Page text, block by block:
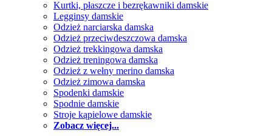
Kurtki, płaszcze i bezrękawniki damskie
Legginsy damskie
Odzież narciarska damska
Odzież przeciwdeszczowa damska
Odzież trekkingowa damska
Odzież treningowa damska
Odzież z wełny merino damska
Odzież zimowa damska
Spodenki damskie
Spodnie damskie
Stroje kąpielowe damskie
Zobacz więcej...